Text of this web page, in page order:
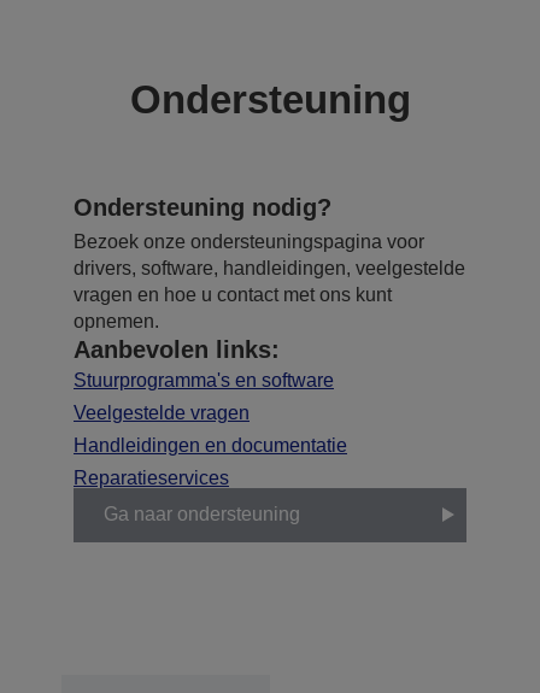
Ondersteuning
Ondersteuning nodig?
Bezoek onze ondersteuningspagina voor
drivers, software, handleidingen, veelgestelde
vragen en hoe u contact met ons kunt
opnemen.
Aanbevolen links:
Stuurprogramma's en software
Veelgestelde vragen
Handleidingen en documentatie
Reparatieservices
Ga naar ondersteuning